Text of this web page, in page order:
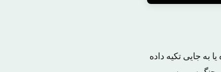
به جایی تکیه داده